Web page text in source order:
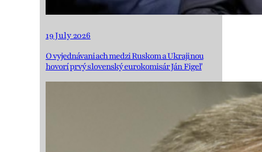
19 July 2026
O vyjednávaniach medzi Ruskom a Ukrajinou
hovorí prvý slovenský eurokomisár Ján Figeľ